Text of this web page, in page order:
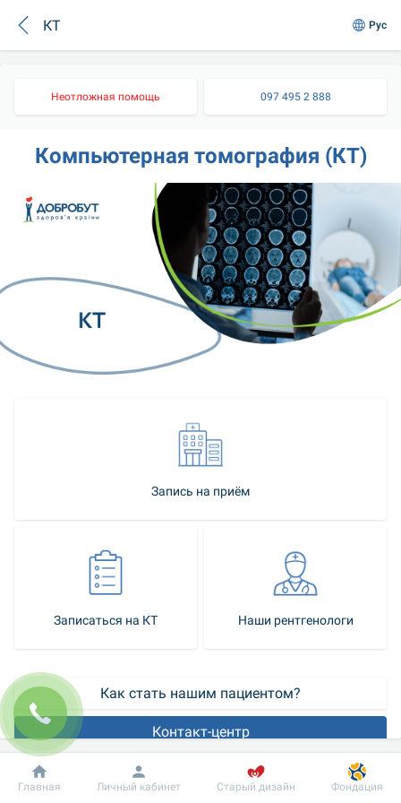
КТ Рус
Неотложная помощь 097 495 2 888
Компьютерная томография (КТ)
Запись на приём
Записаться на КТ Наши рентгенологи
Как стать нашим пациентом?
Контакт-центр
Компьютерная томография — один из современных способов
Добробут Информация Пациенту
Главная Личный кабинет Старый дизайн Фондация